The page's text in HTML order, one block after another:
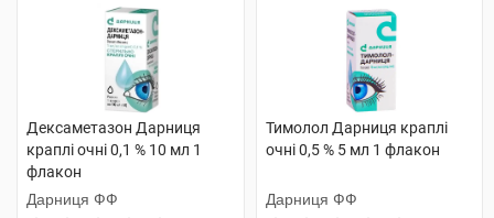
Дексаметазон Дарниця
краплі очні 0,1 % 10 мл 1
флакон
Дарниця ФФ
Тимолол Дарниця краплі
очні 0,5 % 5 мл 1 флакон
Дарниця ФФ